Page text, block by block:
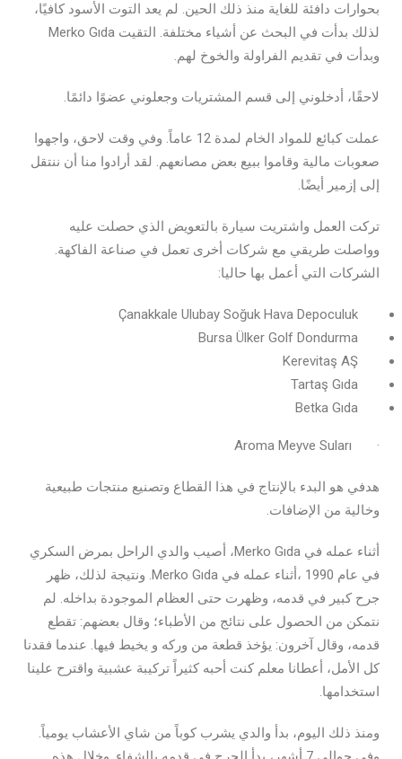
بحوارات دافئة للغاية منذ ذلك الحين. لم يعد التوت الأسود كافيًا،
لذلك بدأت في البحث عن أشياء مختلفة. التقيت Merko Gıda
وبدأت في تقديم الفراولة والخوخ لهم.
لاحقًا، أدخلوني إلى قسم المشتريات وجعلوني عضوًا دائمًا.
عملت كبائع للمواد الخام لمدة 12 عاماً. وفي وقت لاحق، واجهوا
صعوبات مالية وقاموا ببيع بعض مصانعهم. لقد أرادوا منا أن ننتقل
إلى إزمير أيضًا.
تركت العمل واشتريت سيارة بالتعويض الذي حصلت عليه
وواصلت طريقي مع شركات أخرى تعمل في صناعة الفاكهة.
الشركات التي أعمل بها حاليا:
Çanakkale Ulubay Soğuk Hava Depoculuk
Bursa Ülker Golf Dondurma
Kerevitaş AŞ
Tartaş Gıda
Betka Gıda
·
Aroma Meyve Suları
هدفي هو البدء بالإنتاج في هذا القطاع وتصنيع منتجات طبيعية
وخالية من الإضافات.
أثناء عمله في Merko Gıda، أصيب والدي الراحل بمرض السكري
في عام 1990 ،أثناء عمله في Merko Gıda. ونتيجة لذلك، ظهر
جرح كبير في قدمه، وظهرت حتى العظام الموجودة بداخله. لم
نتمكن من الحصول على نتائج من الأطباء؛ وقال بعضهم: تقطع
قدمه، وقال آخرون: يؤخذ قطعة من وركه و يخيط فيها. عندما فقدنا
كل الأمل، أعطانا معلم كنت أحبه كثيراً تركيبة عشبية واقترح علينا
استخدامها.
ومنذ ذلك اليوم، بدأ والدي يشرب كوباً من شاي الأعشاب يومياً.